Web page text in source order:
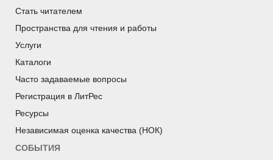
Стать читателем
Пространства для чтения и работы
Услуги
Каталоги
Часто задаваемые вопросы
Регистрация в ЛитРес
Ресурсы
Независимая оценка качества (НОК)
СОБЫТИЯ